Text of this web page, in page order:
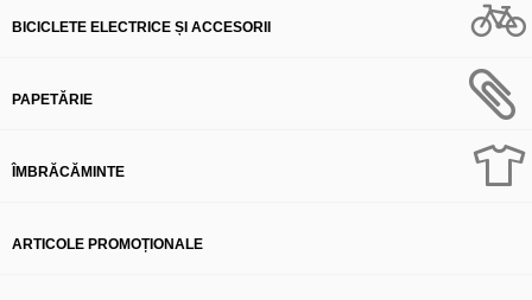
BICICLETE ELECTRICE ȘI ACCESORII
PAPETĂRIE
ÎMBRĂCĂMINTE
ARTICOLE PROMOȚIONALE